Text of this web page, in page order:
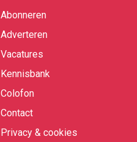
Abonneren
Adverteren
Vacatures
Kennisbank
Colofon
Contact
Privacy & cookies